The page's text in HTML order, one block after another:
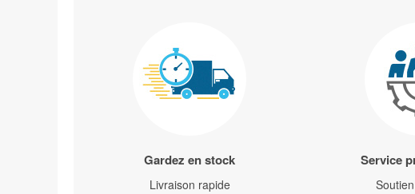
Gardez en stock
Livraison rapide
Service